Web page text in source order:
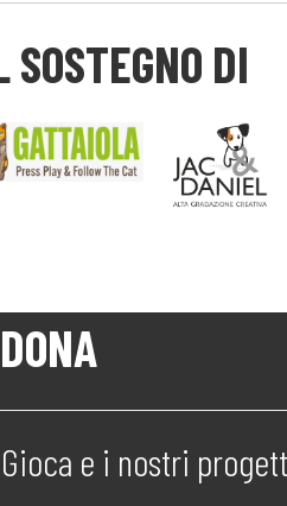
SOSTEGNO DI
DONA
e i nostri